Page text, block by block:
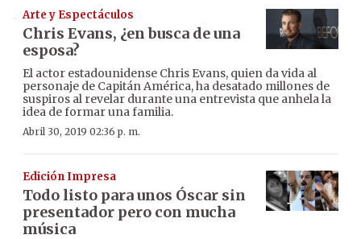
Arte y Espectáculos
Chris Evans, ¿en busca de una
esposa?
El actor estadounidense Chris Evans, quien da vida al
personaje de Capitán América, ha desatado millones de
suspiros al revelar durante una entrevista que anhela la
idea de formar una familia.
Abril 30, 2019 02:36 p. m.
Edición Impresa
Todo listo para unos Óscar sin
presentador pero con mucha
música